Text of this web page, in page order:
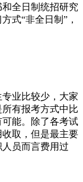
全日制统招研究
式“非全日制”，
业比较少，大家
有报考方式中比
能。除了各考试
取，但是最主要
员而言费用过